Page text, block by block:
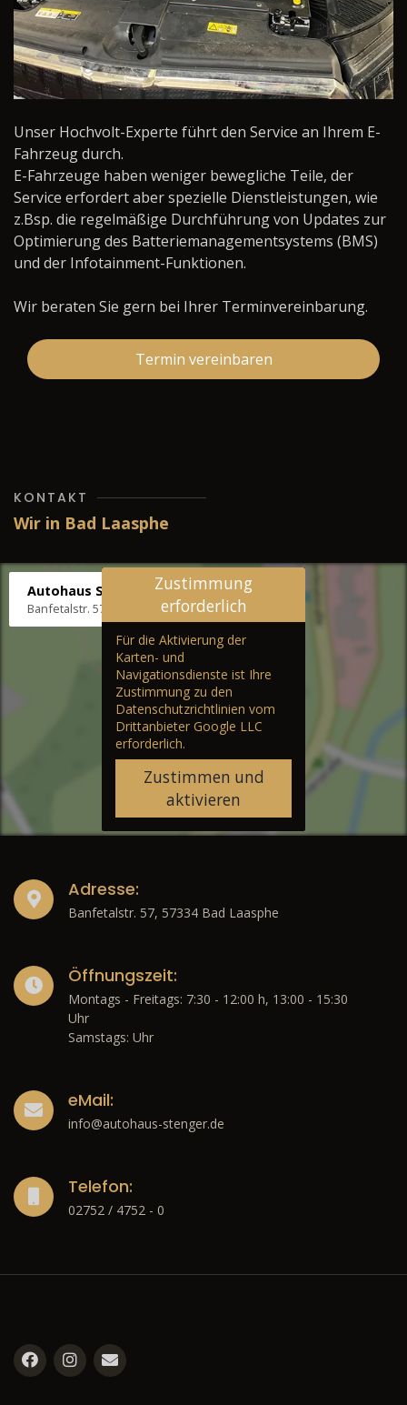
Unser Hochvolt-Experte führt den Service an Ihrem E-
Fahrzeug durch.
E-Fahrzeuge haben weniger bewegliche Teile, der
Service erfordert aber spezielle Dienstleistungen, wie
z.Bsp. die regelmäßige Durchführung von Updates zur
Optimierung des Batteriemanagementsystems (BMS)
und der Infotainment-Funktionen.
Wir beraten Sie gern bei Ihrer Terminvereinbarung.
Termin vereinbaren
KONTAKT
Wir in Bad Laasphe
Autohaus Stenger
Banfetalstr. 57, 57334 Bad Laasphe
Zustimmung
erforderlich
Für die Aktivierung der
Karten- und
Navigationsdienste ist Ihre
Zustimmung zu den
Datenschutzrichtlinien vom
Drittanbieter Google LLC
erforderlich.
Zustimmen und
aktivieren
Adresse:
Banfetalstr. 57, 57334 Bad Laasphe
Öffnungszeit:
Montags - Freitags: 7:30 - 12:00 h, 13:00 - 15:30
Uhr
Samstags: Uhr
eMail:
info@autohaus-stenger.de
Telefon:
02752 / 4752 - 0